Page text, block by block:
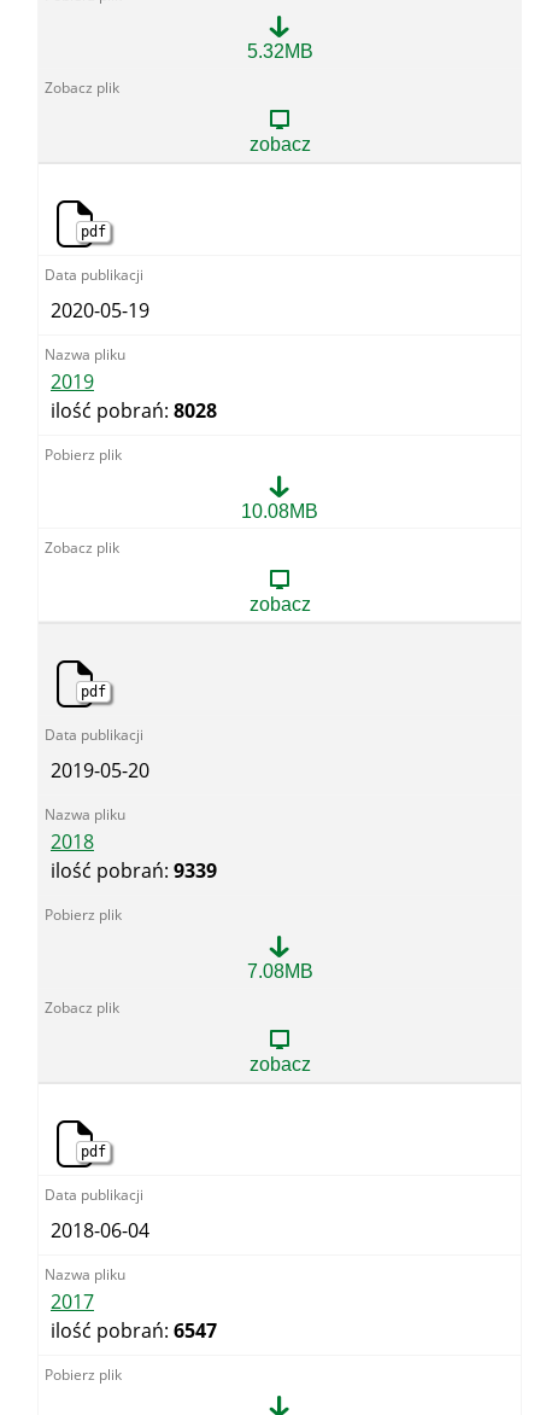
5.32MB
zobacz
pdf
2020-05-19
2019
ilość pobrań: 8028
10.08MB
zobacz
pdf
2019-05-20
2018
ilość pobrań: 9339
7.08MB
zobacz
pdf
2018-06-04
2017
ilość pobrań: 6547